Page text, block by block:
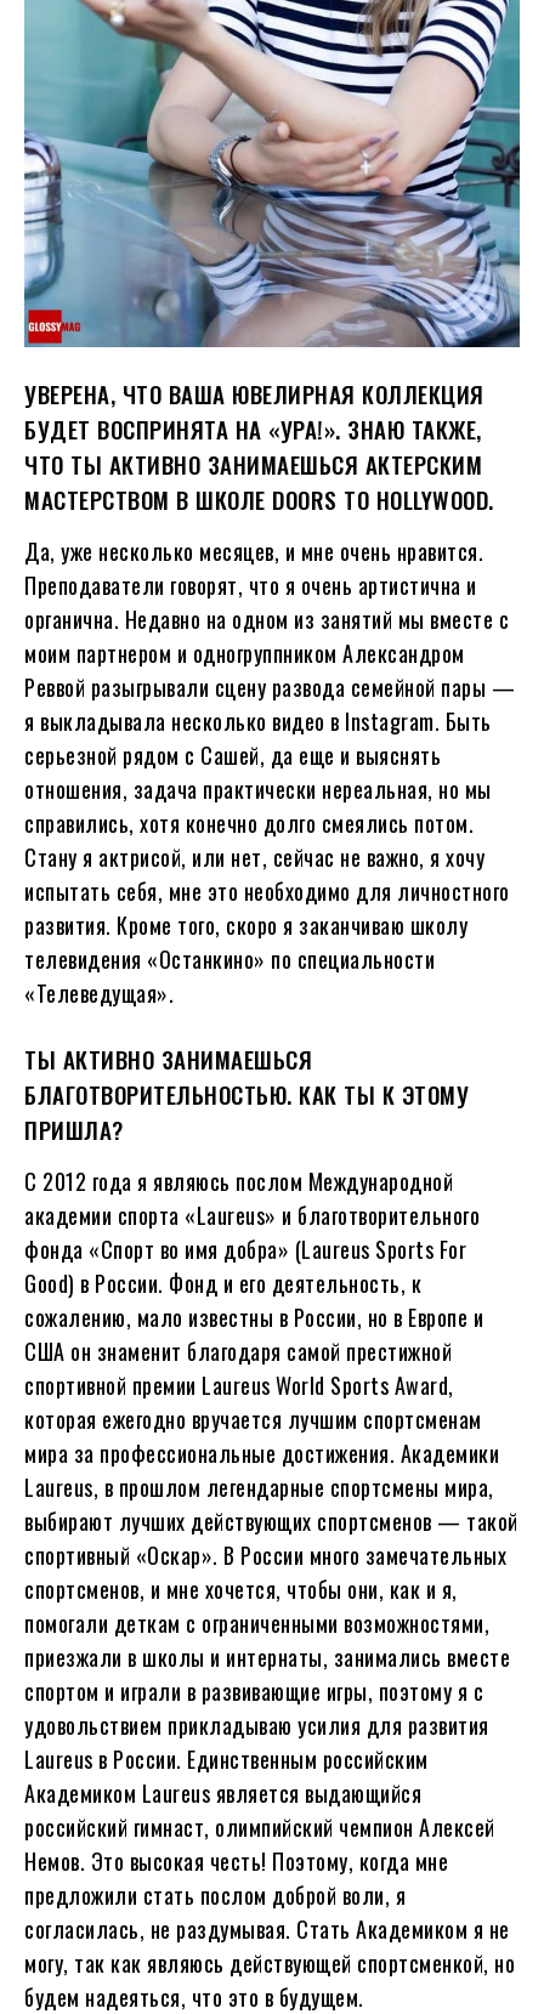
УВЕРЕНА, ЧТО ВАША ЮВЕЛИРНАЯ КОЛЛЕКЦИЯ
БУДЕТ ВОСПРИНЯТА НА «УРА!». ЗНАЮ ТАКЖЕ,
ЧТО ТЫ АКТИВНО ЗАНИМАЕШЬСЯ АКТЕРСКИМ
МАСТЕРСТВОМ В ШКОЛЕ DOORS TO HOLLYWOOD.
Да, уже несколько месяцев, и мне очень нравится.
Преподаватели говорят, что я очень артистична и
органична. Недавно на одном из занятий мы вместе с
моим партнером и одногруппником Александром
Реввой разыгрывали сцену развода семейной пары —
я выкладывала несколько видео в Instagram. Быть
серьезной рядом с Сашей, да еще и выяснять
отношения, задача практически нереальная, но мы
справились, хотя конечно долго смеялись потом.
Cтану я актрисой, или нет, сейчас не важно, я хочу
испытать себя, мне это необходимо для личностного
развития. Кроме того, скоро я заканчиваю школу
телевидения «Останкино» по специальности
«Телеведущая».
ТЫ АКТИВНО ЗАНИМАЕШЬСЯ
БЛАГОТВОРИТЕЛЬНОСТЬЮ. КАК ТЫ К ЭТОМУ
ПРИШЛА?
С 2012 года я являюсь послом Международной
академии спорта «Laureus» и благотворительного
фонда «Cпорт во имя добра» (Laureus Sports For
Good) в России. Фонд и его деятельность, к
сожалению, мало известны в России, но в Европе и
США он знаменит благодаря самой престижной
спортивной премии Laureus World Sports Award,
которая ежегодно вручается лучшим спортсменам
мира за профессиональные достижения. Академики
Laureus, в прошлом легендарные спортсмены мира,
выбирают лучших действующих спортсменов — такой
спортивный «Оскар». В России много замечательных
спортсменов, и мне хочется, чтобы они, как и я,
помогали деткам с ограниченными возможностями,
приезжали в школы и интернаты, занимались вместе
спортом и играли в развивающие игры, поэтому я с
удовольствием прикладываю усилия для развития
Laureus в России. Единственным российским
Академиком Laureus является выдающийся
российский гимнаст, олимпийский чемпион Алексей
Немов. Это высокая честь! Поэтому, когда мне
предложили стать послом доброй воли, я
согласилась, не раздумывая. Стать Академиком я не
могу, так как являюсь действующей спортсменкой, но
будем надеяться, что это в будущем.